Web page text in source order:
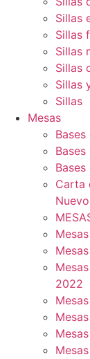
Sillas
Sillas
Sillas
Sillas
Sillas
Sillas
Mesas
Bases
Bases
Carta
2022